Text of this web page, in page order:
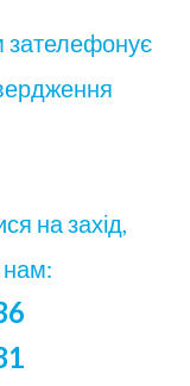
зателефонує
на захід,